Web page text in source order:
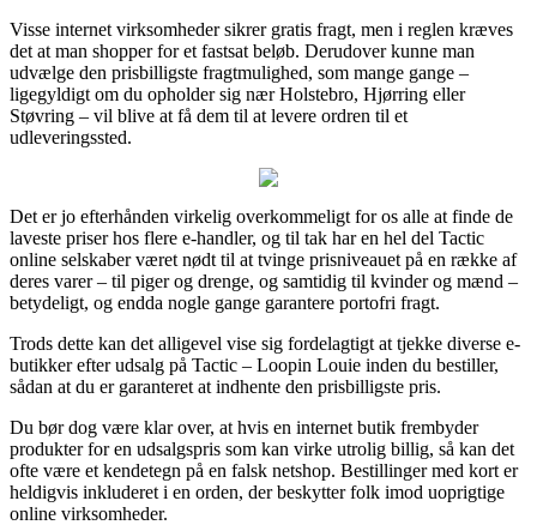
Visse internet virksomheder sikrer gratis fragt, men i reglen kræves
det at man shopper for et fastsat beløb. Derudover kunne man
udvælge den prisbilligste fragtmulighed, som mange gange –
ligegyldigt om du opholder sig nær Holstebro, Hjørring eller
Støvring – vil blive at få dem til at levere ordren til et
udleveringssted.
Det er jo efterhånden virkelig overkommeligt for os alle at finde de
laveste priser hos flere e-handler, og til tak har en hel del Tactic
online selskaber været nødt til at tvinge prisniveauet på en række af
deres varer – til piger og drenge, og samtidig til kvinder og mænd –
betydeligt, og endda nogle gange garantere portofri fragt.
Trods dette kan det alligevel vise sig fordelagtigt at tjekke diverse e-
butikker efter udsalg på Tactic – Loopin Louie inden du bestiller,
sådan at du er garanteret at indhente den prisbilligste pris.
Du bør dog være klar over, at hvis en internet butik frembyder
produkter for en udsalgspris som kan virke utrolig billig, så kan det
ofte være et kendetegn på en falsk netshop. Bestillinger med kort er
heldigvis inkluderet i en orden, der beskytter folk imod uoprigtige
online virksomheder.